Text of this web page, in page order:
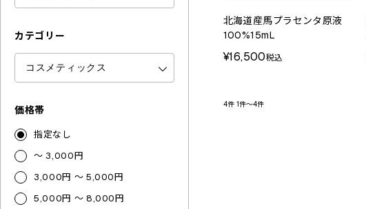
カテゴリー
価格帯
指定なし
～ 3,000円
3,000円 ～ 5,000円
5,000円 ～ 8,000円
北海道産馬プラセンタ原液
100%15mL
¥16,500税込
4件 1件～4件